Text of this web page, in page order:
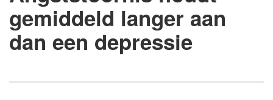
gemiddeld langer aan
dan een depressie